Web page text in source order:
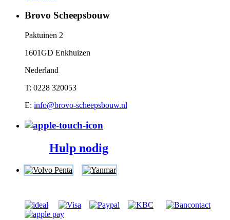
Brovo Scheepsbouw
Paktuinen 2
1601GD Enkhuizen
Nederland
T: 0228 320053
E: info@brovo-scheepsbouw.nl
Hulp nodig